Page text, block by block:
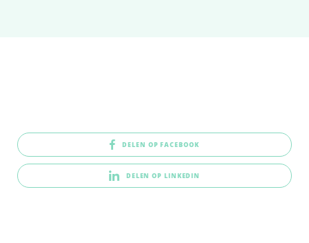
DELEN OP FACEBOOK
DELEN OP LINKEDIN